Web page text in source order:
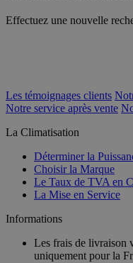
Effectuez une nouvelle
Les témoignages clients
Notre service après vente
La Climatisation
Déterminer la
Choisir la Marque
Le Taux de TVA en
La Mise en Service
Informations
Les frais de livraison
uniquement pour la